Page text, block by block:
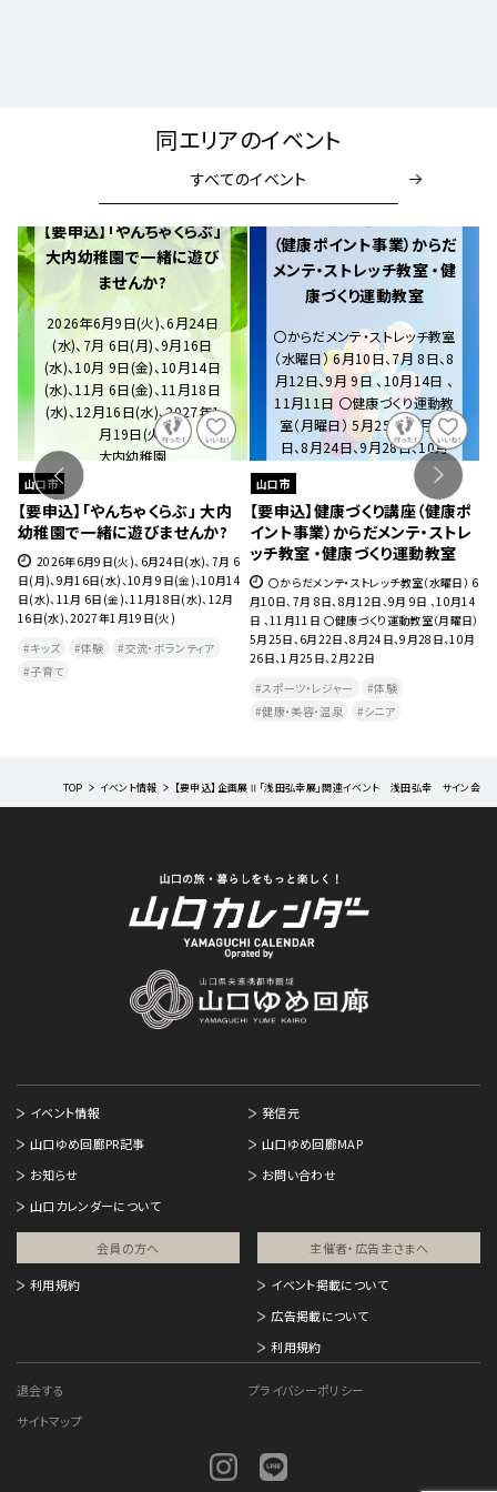
同エリアのイベント
すべてのイベント
【要申込】「やんちゃくらぶ」
大内幼稚園で一緒に遊び
ませんか?
2026年6月9日(火)、6月24日
(水)、7月 6日(月)、9月16日
(水)、10月 9日(金)、10月14日
(水)、11月 6日(金)、11月18日
(水)、12月16日(水)、2027年1
月19日(火)
大内幼稚園
山口市
【要申込】「やんちゃくらぶ」 大内
幼稚園で一緒に遊びませんか?
2026年6月9日(火)、6月24日(水)、7月 6
日(月)、9月16日(水)、10月 9日(金)、10月14
日(水)、11月 6日(金)、11月18日(水)、12月
16日(水)、2027年1月19日(火)
キッズ
体験
交流・ボランティア
子育て
（健康ポイント事業）からだ
メンテ・ストレッチ教室 ・健
康づくり運動教室
〇からだメンテ・ストレッチ教室
（水曜日） 6月10日、7月 8日、8
月12日、9月 9日 、10月14日 、
11月11日 〇健康づくり運動教
室（月曜日） 5月25日、6月22
日、8月24日、9月28日、10月
26日、1月25日、2月22日
山口市
【要申込】健康づくり講座（健康ポ
イント事業）からだメンテ・ストレ
ッチ教室 ・健康づくり運動教室
〇からだメンテ・ストレッチ教室（水曜日） 6
月10日、7月 8日、8月12日、9月 9日 、10月14
日 、11月11日 〇健康づくり運動教室（月曜日）
5月25日、6月22日、8月24日、9月28日、10月
26日、1月25日、2月22日
スポーツ・レジャー
体験
健康・美容・温泉
シニア
TOP イベント情報 【要申込】企画展Ⅱ「浅田弘幸展」関連イベント 浅田弘幸 サイン会
イベント情報
発信元
山口ゆめ回廊PR記事
山口ゆめ回廊MAP
お知らせ
お問い合わせ
山口カレンダーについて
会員の方へ
利用規約
主催者・広告主さまへ​
イベント掲載について
広告掲載について
利用規約
退会する
プライバシーポリシー
サイトマップ